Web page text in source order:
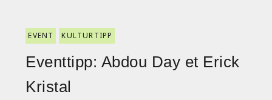
EVENT KULTURTIPP
Eventtipp: Abdou Day et Erick
Kristal